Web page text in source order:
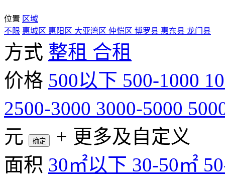
位置 区域
不限 惠城区 惠阳区 大亚湾区 仲恺区 博罗县 惠东县 龙门县
方式 整租 合租
价格 500以下 500-1000
2500-3000 3000-5000
元
确定 + 更多及自定义
面积 30㎡以下 30-50㎡